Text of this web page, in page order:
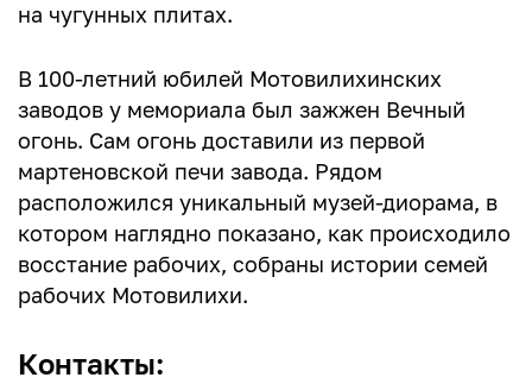
на чугунных плитах.
В 100-летний юбилей Мотовилихинских
заводов у мемориала был зажжен Вечный
огонь. Сам огонь доставили из первой
мартеновской печи завода. Рядом
расположился уникальный музей-диорама, в
котором наглядно показано, как происходило
восстание рабочих, собраны истории семей
рабочих Мотовилихи.
Контакты: